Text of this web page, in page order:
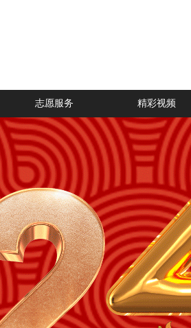
志愿服务 精彩视频